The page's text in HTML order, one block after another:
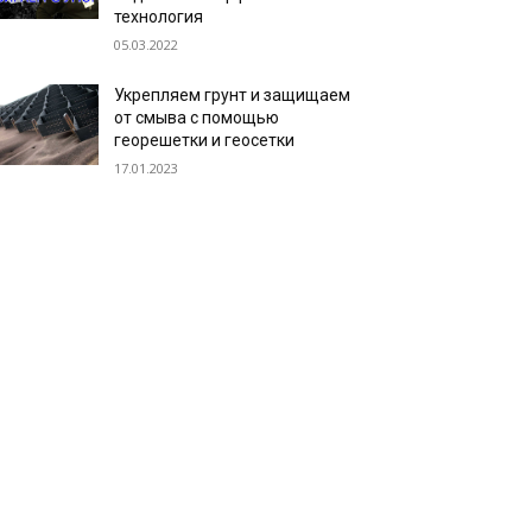
технология
05.03.2022
Укрепляем грунт и защищаем
от смыва с помощью
георешетки и геосетки
17.01.2023